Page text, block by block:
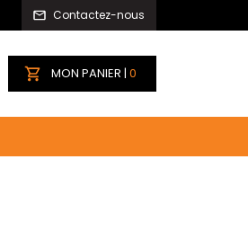
Contactez-nous
MON PANIER | 0